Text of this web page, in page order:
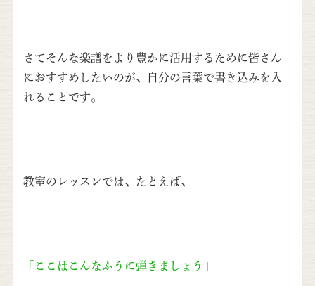
さてそんな楽譜をより豊かに活用するために皆さん
におすすめしたいのが、
自分の言葉で書き込みを入
れる ことです。
教室のレッスンでは、たとえば、
「ここはこんなふうに弾きましょう」